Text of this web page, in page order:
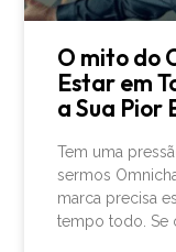
O mito do
Estar em
a Sua Pior
Tem uma
sermos
marca precisa
tempo todo. Se